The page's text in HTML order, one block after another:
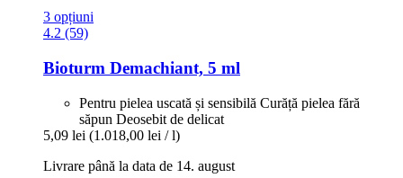
3 opțiuni
4.2 (59)
Bioturm Demachiant, 5 ml
Pentru pielea uscată și sensibilă Curăță pielea fără
săpun Deosebit de delicat
5,09 lei (1.018,00 lei / l)
Livrare până la data de 14. august